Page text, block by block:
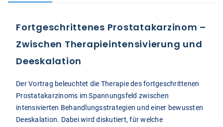
Fortgeschrittenes Prostatakarzinom –
Zwischen Therapieintensivierung und
Deeskalation
Der Vortrag beleuchtet die Therapie des fortgeschrittenen
Prostatakarzinoms im Spannungsfeld zwischen
intensivierten Behandlungsstrategien und einer bewussten
Deeskalation. Dabei wird diskutiert, für welche